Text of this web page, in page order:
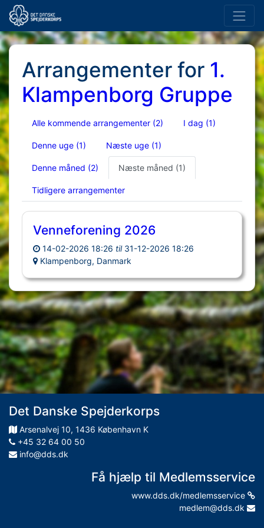
Arrangementer for 1.
Klampenborg Gruppe
Alle kommende arrangementer (2) I dag (1)
Denne uge (1) Næste uge (1)
Denne måned (2) Næste måned (1)
Tidligere arrangementer
Venneforening 2026
14-02-2026 18:26 til 31-12-2026 18:26
Klampenborg, Danmark
Det Danske Spejderkorps
Arsenalvej 10, 1436 København K
+45 32 64 00 50
info@dds.dk
Få hjælp til Medlemsservice
www.dds.dk/medlemsservice
medlem@dds.dk